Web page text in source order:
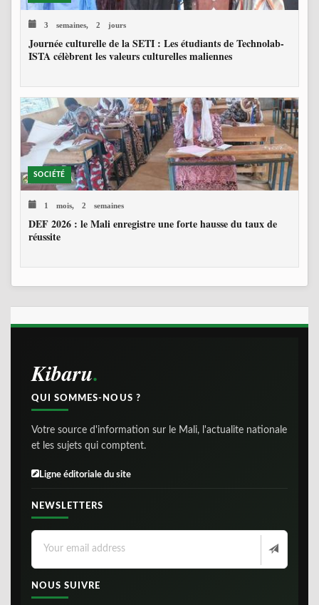
3 semaines, 2 jours
Journée culturelle de la SETI : Les étudiants de Technolab-
ISTA célèbrent les valeurs culturelles maliennes
SOCIÉTÉ
1 mois, 2 semaines
DEF 2026 : le Mali enregistre une forte hausse du taux de
réussite
Kibaru
QUI SOMMES-NOUS ?
Votre source d'information sur le Mali, l'actualite nationale
et les sujets qui comptent.
Ligne éditoriale du site
NEWSLETTERS
NOUS SUIVRE